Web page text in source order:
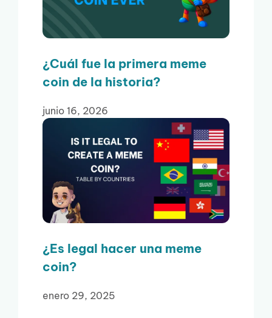
¿Cuál fue la primera meme
coin de la historia?
junio 16, 2026
¿Es legal hacer una meme
coin?
enero 29, 2025